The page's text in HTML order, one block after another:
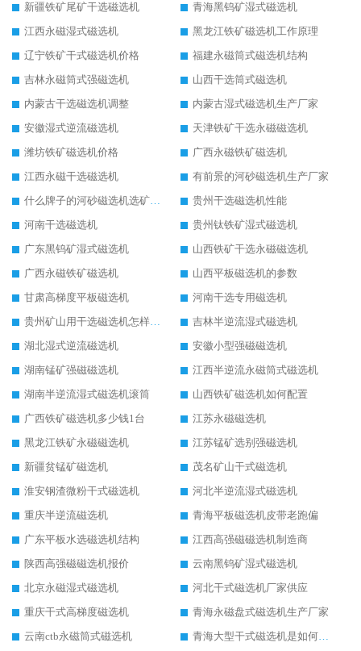
新疆铁矿尾矿干选磁选机
青海黑钨矿湿式磁选机
江西永磁湿式磁选机
黑龙江铁矿磁选机工作原理
辽宁铁矿干式磁选机价格
福建永磁筒式磁选机结构
吉林永磁筒式强磁选机
山西干选筒式磁选机
内蒙古干选磁选机调整
内蒙古湿式磁选机生产厂家
安徽湿式逆流磁选机
天津铁矿干选永磁磁选机
潍坊铁矿磁选机价格
广西永磁铁矿磁选机
江西永磁干选磁选机
有前景的河砂磁选机生产厂家
什么牌子的河砂磁选机选矿效果好
贵州干选磁选机性能
河南干选磁选机
贵州钛铁矿湿式磁选机
广东黑钨矿湿式磁选机
山西铁矿干选永磁磁选机
广西永磁铁矿磁选机
山西平板磁选机的参数
甘肃高梯度平板磁选机
河南干选专用磁选机
贵州矿山用干选磁选机怎样调磁
吉林半逆流湿式磁选机
湖北湿式逆流磁选机
安徽小型强磁磁选机
湖南锰矿强磁磁选机
江西半逆流永磁筒式磁选机
湖南半逆流湿式磁选机滚筒
山西铁矿磁选机如何配置
广西铁矿磁选机多少钱1台
江苏永磁磁选机
黑龙江铁矿永磁磁选机
江苏锰矿选别强磁选机
新疆贫锰矿磁选机
茂名矿山干式磁选机
淮安钢渣微粉干式磁选机
河北半逆流湿式磁选机
重庆半逆流磁选机
青海平板磁选机皮带老跑偏
广东平板水选磁选机结构
江西高强磁磁选机制造商
陕西高强磁磁选机报价
云南黑钨矿湿式磁选机
北京永磁湿式磁选机
河北干式磁选机厂家供应
重庆干式高梯度磁选机
青海永磁盘式磁选机生产厂家
云南ctb永磁筒式磁选机
青海大型干式磁选机是如何选矿的